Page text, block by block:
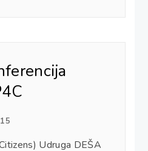
Udruga DEŠA